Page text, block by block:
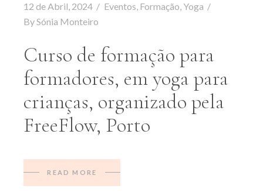
12 de Abril, 2024 Eventos, Formação, Yoga
BySónia Monteiro
Curso de formação para
formadores, em yoga para
crianças, organizado pela
FreeFlow, Porto
READ MORE